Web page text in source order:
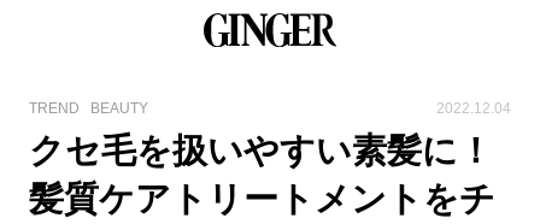
TREND BEAUTY 2022.12.04
クセ毛を扱いやすい素髪に！
髪質ケアトリートメントをチ